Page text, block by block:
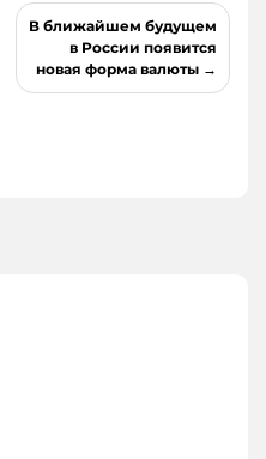
В ближайшем будущем
в России появится
новая форма валюты